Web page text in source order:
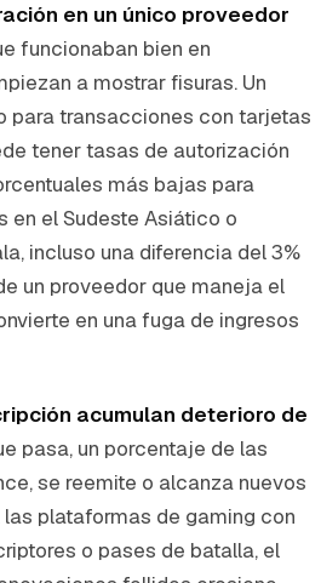
en un único proveedor
funcionaban bien en
a mostrar fisuras. Un
para transacciones con tarjetas
tener tasas de autorización
más bajas para
en el Sudeste Asiático o
incluso una diferencia del 3%
un proveedor que maneja el
en una fuga de ingresos
acumulan deterioro de
pasa, un porcentaje de las
se reemite o alcanza nuevos
plataformas de gaming con
o pases de batalla, el